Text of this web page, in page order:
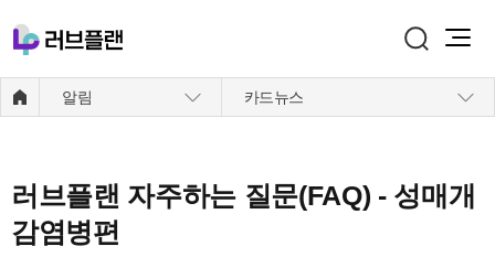
알림 카드뉴스
러브플랜 자주하는 질문(FAQ) - 성매개
감염병편